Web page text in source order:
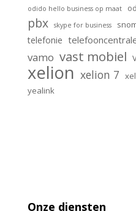
odido hello business op maat
pbx skype for business
telefonie
vamo vast mobiel
xelion xelion 7
yealink
Onze diensten